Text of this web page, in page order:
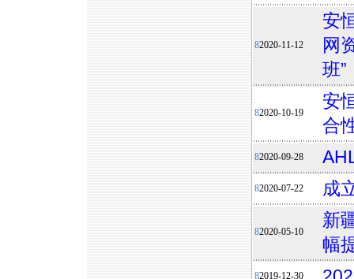
82020-11-12
安
网
班”
82020-10-19
安
合
82020-09-28
82020-07-22 成
82020-05-10
新
幅
82019-12-30